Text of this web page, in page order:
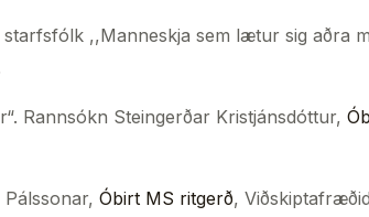
,,Manneskja sem lætur sig aðra
Rannsókn Steingerðar Kristjánsdóttur,
Óbirt MS ritgerð,